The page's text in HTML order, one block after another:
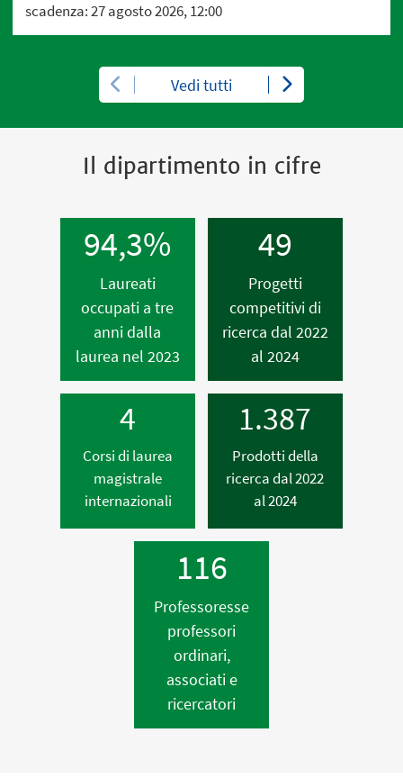
scadenza: 27 agosto 2026, 12:00
Vedi tutti
Il dipartimento in cifre
94,3%
Laureati
occupati a tre
anni dalla
laurea nel 2023
49
Progetti
competitivi di
ricerca dal 2022
al 2024
4
Corsi di laurea
magistrale
internazionali
1.387
Prodotti della
ricerca dal 2022
al 2024
116
Professoresse
professori
ordinari,
associati e
ricercatori